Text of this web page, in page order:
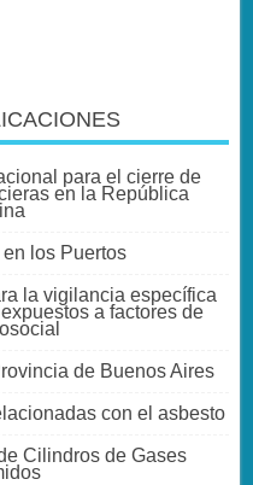
para el cierre de
en la República
los Puertos
la vigilancia específica
a factores de
de Buenos Aires
con el asbesto
Cilindros de Gases